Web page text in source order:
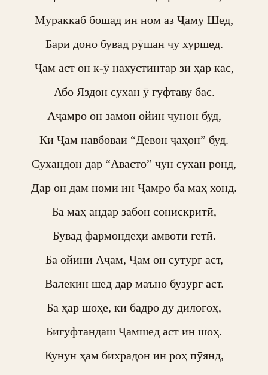
Мураккаб бошад ин ном аз Ҷаму Шед,
Бари доно бувад рӯшан чу хуршед.
Ҷам аст он к-ӯ нахустинтар зи ҳар кас,
Або Яздон сухан ӯ гуфтаву бас.
Аҷамро он замон ойин чунон буд,
Ки Ҷам навбоваи “Девон ҷаҳон” буд.
Сухандон дар “Авасто” чун сухан ронд,
Дар он дам номи ин Ҷамро ба маҳ хонд.
Ба маҳ андар забон сонискритӣ,
Бувад фармондеҳи амвоти гетӣ.
Ба ойини Аҷам, Ҷам он сутург аст,
Валекин шед дар маъно бузург аст.
Ба ҳар шоҳе, ки бадро ду дилогоҳ,
Бигуфтандаш Ҷамшед аст ин шоҳ.
Кунун ҳам бихрадон ин роҳ пӯянд,